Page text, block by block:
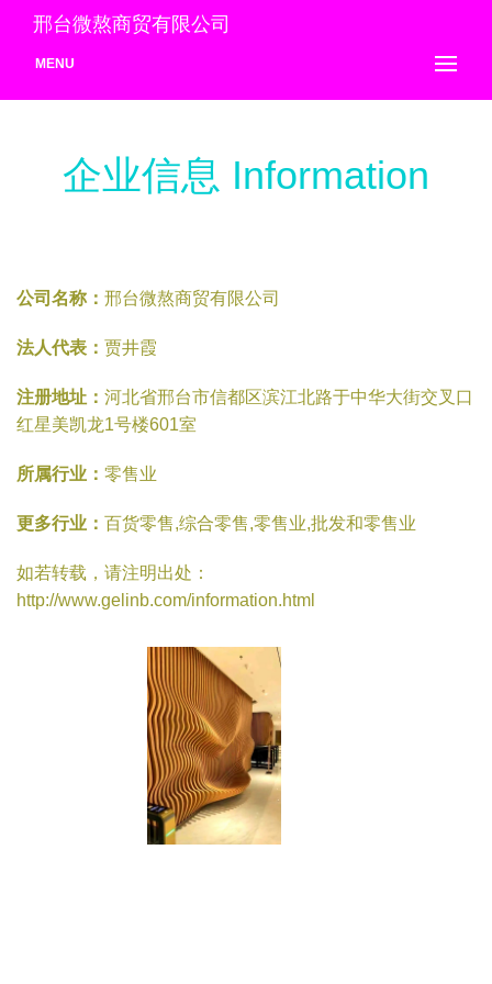
邢台微熬商贸有限公司
MENU
企业信息 Information
公司名称： 邢台微熬商贸有限公司
法人代表： 贾井霞
注册地址： 河北省邢台市信都区滨江北路于中华大街交叉口
红星美凯龙1号楼601室
所属行业： 零售业
更多行业： 百货零售,综合零售,零售业,批发和零售业
如若转载，请注明出处：
http://www.gelinb.com/information.html